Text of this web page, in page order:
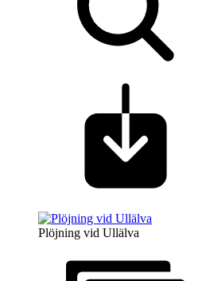
Plöjning vid Ullälva